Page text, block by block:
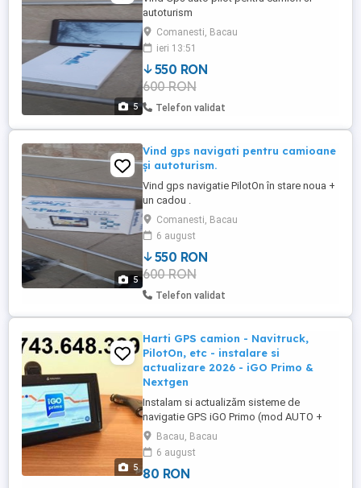
5
autoturism
Comanesti, Bacau
ieri 13:51
550 RON
600 RON
Telefon validat
5
Vind gps navigati pentru camioane
și autoturism.
Vind gps navigatie PilotOn în stare noua +
un cadou .
Comanesti, Bacau
6 august
550 RON
600 RON
Telefon validat
5
Harti GPS camion - Navitruck,
PilotOn, etc - instalare si
actualizare 2026 - iGO Primo &
Nextgen
Instalam si actualizăm sisteme de
navigatie GPS iGO Primo (mod AUTO +
mod CAMION) sau iGO Nextgen Android
(pentru telefoane, tablete si unele aparate
GPS dedicate). Pachetul contine: - ultimele
actualizari de harti, puncte de interes,
Bacau, Bacau
6 august
80 RON